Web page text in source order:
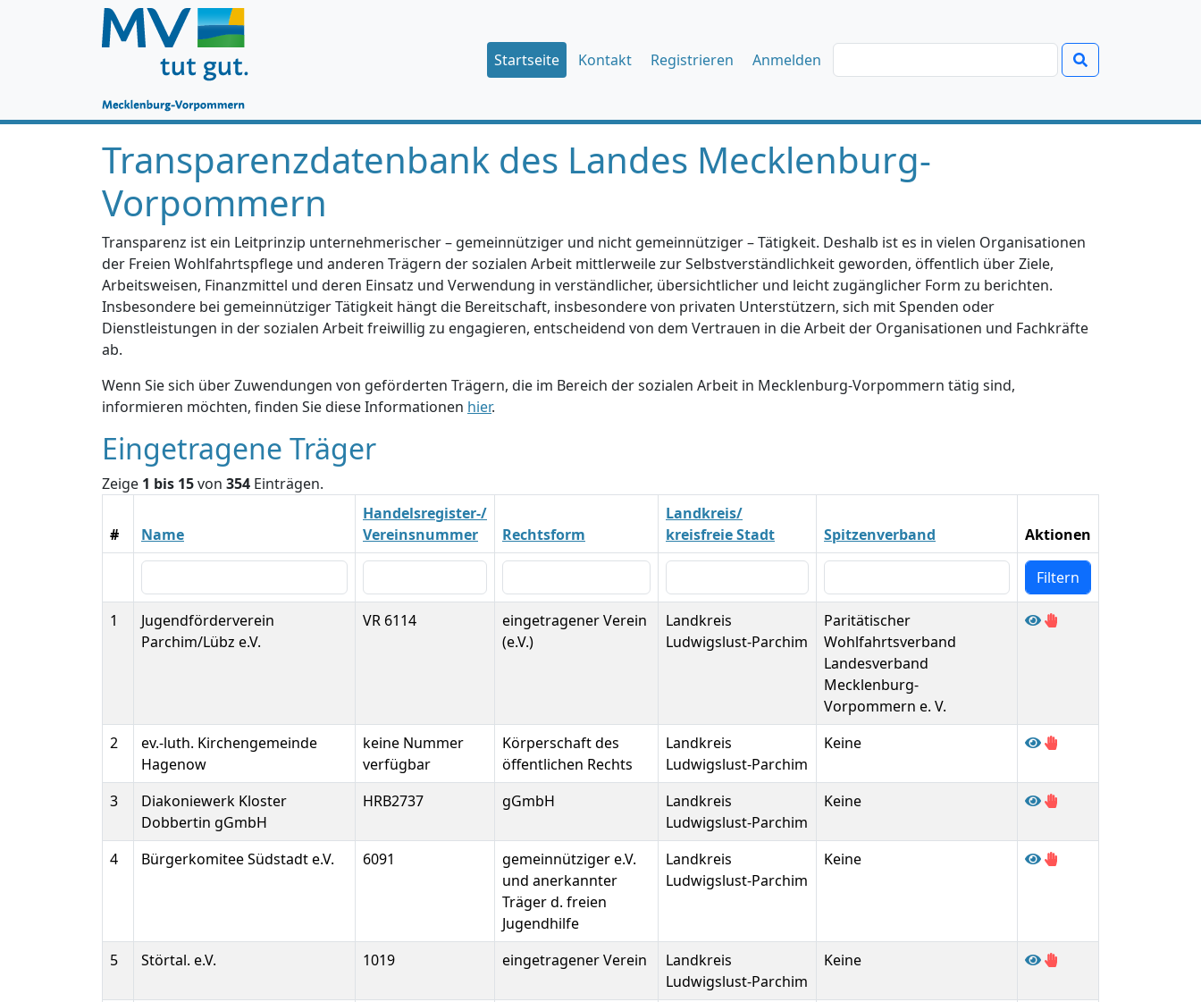
Startseite Kontakt Registrieren Anmelden
Transparenzdatenbank des Landes Mecklenburg-
Vorpommern
Transparenz ist ein Leitprinzip unternehmerischer – gemeinnütziger und nicht gemeinnütziger – Tätigkeit. Deshalb ist es in vielen Organisationen
der Freien Wohlfahrtspflege und anderen Trägern der sozialen Arbeit mittlerweile zur Selbstverständlichkeit geworden, öffentlich über Ziele,
Arbeitsweisen, Finanzmittel und deren Einsatz und Verwendung in verständlicher, übersichtlicher und leicht zugänglicher Form zu berichten.
Insbesondere bei gemeinnütziger Tätigkeit hängt die Bereitschaft, insbesondere von privaten Unterstützern, sich mit Spenden oder
Dienstleistungen in der sozialen Arbeit freiwillig zu engagieren, entscheidend von dem Vertrauen in die Arbeit der Organisationen und Fachkräfte
ab.
Wenn Sie sich über Zuwendungen von geförderten Trägern, die im Bereich der sozialen Arbeit in Mecklenburg-Vorpommern tätig sind,
informieren möchten, finden Sie diese Informationen hier.
Eingetragene Träger
Zeige 1 bis 15von 354 Einträgen.
# Name
Handelsregister-/
Vereinsnummer
Rechtsform
Landkreis/
kreisfreie Stadt
Spitzenverband Aktionen
1
Jugendförderverein
Parchim/Lübz e.V.
VR 6114
eingetragener Verein
(e.V.)
Landkreis
Ludwigslust-Parchim
Paritätischer
Wohlfahrtsverband
Landesverband
Mecklenburg-
Vorpommern e. V.
2
ev.-luth. Kirchengemeinde
Hagenow
keine Nummer
verfügbar
Körperschaft des
öffentlichen Rechts
Landkreis
Ludwigslust-Parchim
Keine
3
Diakoniewerk Kloster
Dobbertin gGmbH
HRB2737 gGmbH
Landkreis
Ludwigslust-Parchim
Keine
4 Bürgerkomitee Südstadt e.V. 6091
gemeinnütziger e.V.
und anerkannter
Träger d. freien
Jugendhilfe
Landkreis
Ludwigslust-Parchim
Keine
5 Störtal. e.V. 1019 eingetragener Verein
Landkreis
Ludwigslust-Parchim
Keine